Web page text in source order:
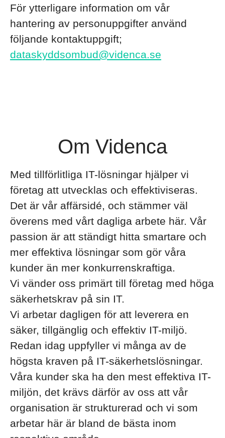
För ytterligare information om vår
hantering av personuppgifter använd
följande kontaktuppgift;
dataskyddsombud@videnca.se
Om Videnca
Med tillförlitliga IT-lösningar hjälper vi
företag att utvecklas och effektiviseras.
Det är vår affärsidé, och stämmer väl
överens med vårt dagliga arbete här. Vår
passion är att ständigt hitta smartare och
mer effektiva lösningar som gör våra
kunder än mer konkurrenskraftiga.
Vi vänder oss primärt till företag med höga
säkerhetskrav på sin IT.
Vi arbetar dagligen för att leverera en
säker, tillgänglig och effektiv IT-miljö.
Redan idag uppfyller vi många av de
högsta kraven på IT-säkerhetslösningar.
Våra kunder ska ha den mest effektiva IT-
miljön, det krävs därför av oss att vår
organisation är strukturerad och vi som
arbetar här är bland de bästa inom